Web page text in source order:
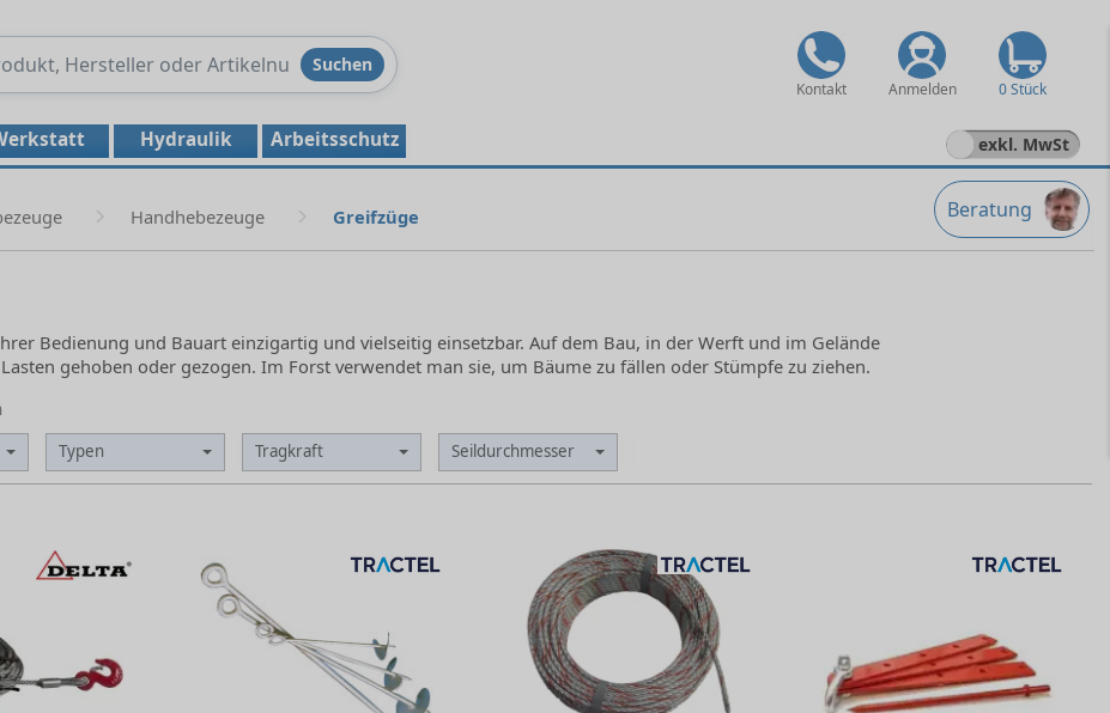
Produkte
Suchen
Kontakt Anmelden 0 Stück
Hydraulik Arbeitsschutz exkl. MwSt
Beratung
Handhebezeuge Greifzüge
Bedienung und Bauart einzigartig und vielseitig einsetzbar. Auf dem Bau, in der Werft und im Gelände
gehoben oder gezogen. Im Forst verwendet man sie, um Bäume zu fällen oder Stümpfe zu ziehen.
Typen Tragkraft Seildurchmesser